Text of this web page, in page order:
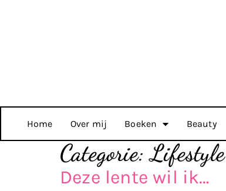
Home Over mij Boeken Beauty
Categorie:Lifestyle
Deze lente wil ik…